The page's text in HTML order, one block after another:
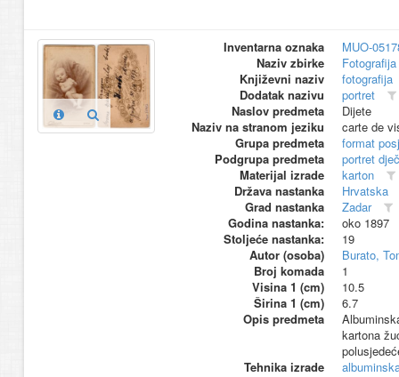
Inventarna oznaka
MUO-
Naziv zbirke
Književni naziv
fotografija
Dodatak nazivu
portret
Naslov predmeta
Dijete
Naziv na stranom jeziku
carte de
Grupa predmeta
format
Podgrupa predmeta
portret
Materijal izrade
karton
Država nastanka
Hrvatska
Grad nastanka
Zadar
Godina nastanka:
oko 1897
Stoljeće nastanka:
19
Autor (osoba)
Burato,
Broj komada
1
Visina 1 (cm)
10.5
Širina 1 (cm)
6.7
Opis predmeta
kartona
Tehnika izrade